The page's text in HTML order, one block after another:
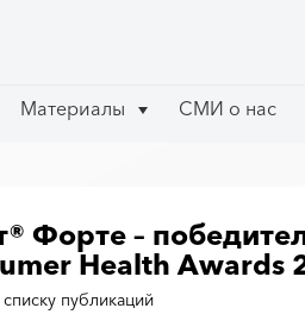
Материалы СМИ о нас
Материалы СМИ о нас
Форте –
Health Awards
публикаций